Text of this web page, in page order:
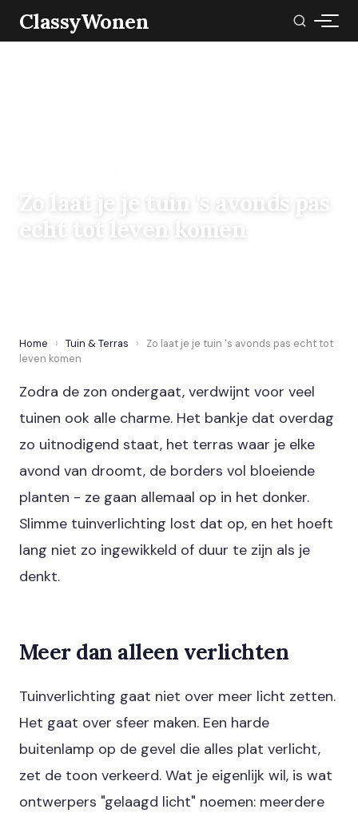
ClassyWonen
Zo laat je je tuin 's avonds pas
echt tot leven komen
Home › Tuin & Terras ›
Zo laat je je tuin 's avonds pas echt tot
leven komen
Zodra de zon ondergaat, verdwijnt voor veel
tuinen ook alle charme. Het bankje dat overdag
zo uitnodigend staat, het terras waar je elke
avond van droomt, de borders vol bloeiende
planten - ze gaan allemaal op in het donker.
Slimme tuinverlichting lost dat op, en het hoeft
lang niet zo ingewikkeld of duur te zijn als je
denkt.
Meer dan alleen verlichten
Tuinverlichting gaat niet over meer licht zetten.
Het gaat over sfeer maken. Een harde
buitenlamp op de gevel die alles plat verlicht,
zet de toon verkeerd. Wat je eigenlijk wil, is wat
ontwerpers "gelaagd licht" noemen: meerdere